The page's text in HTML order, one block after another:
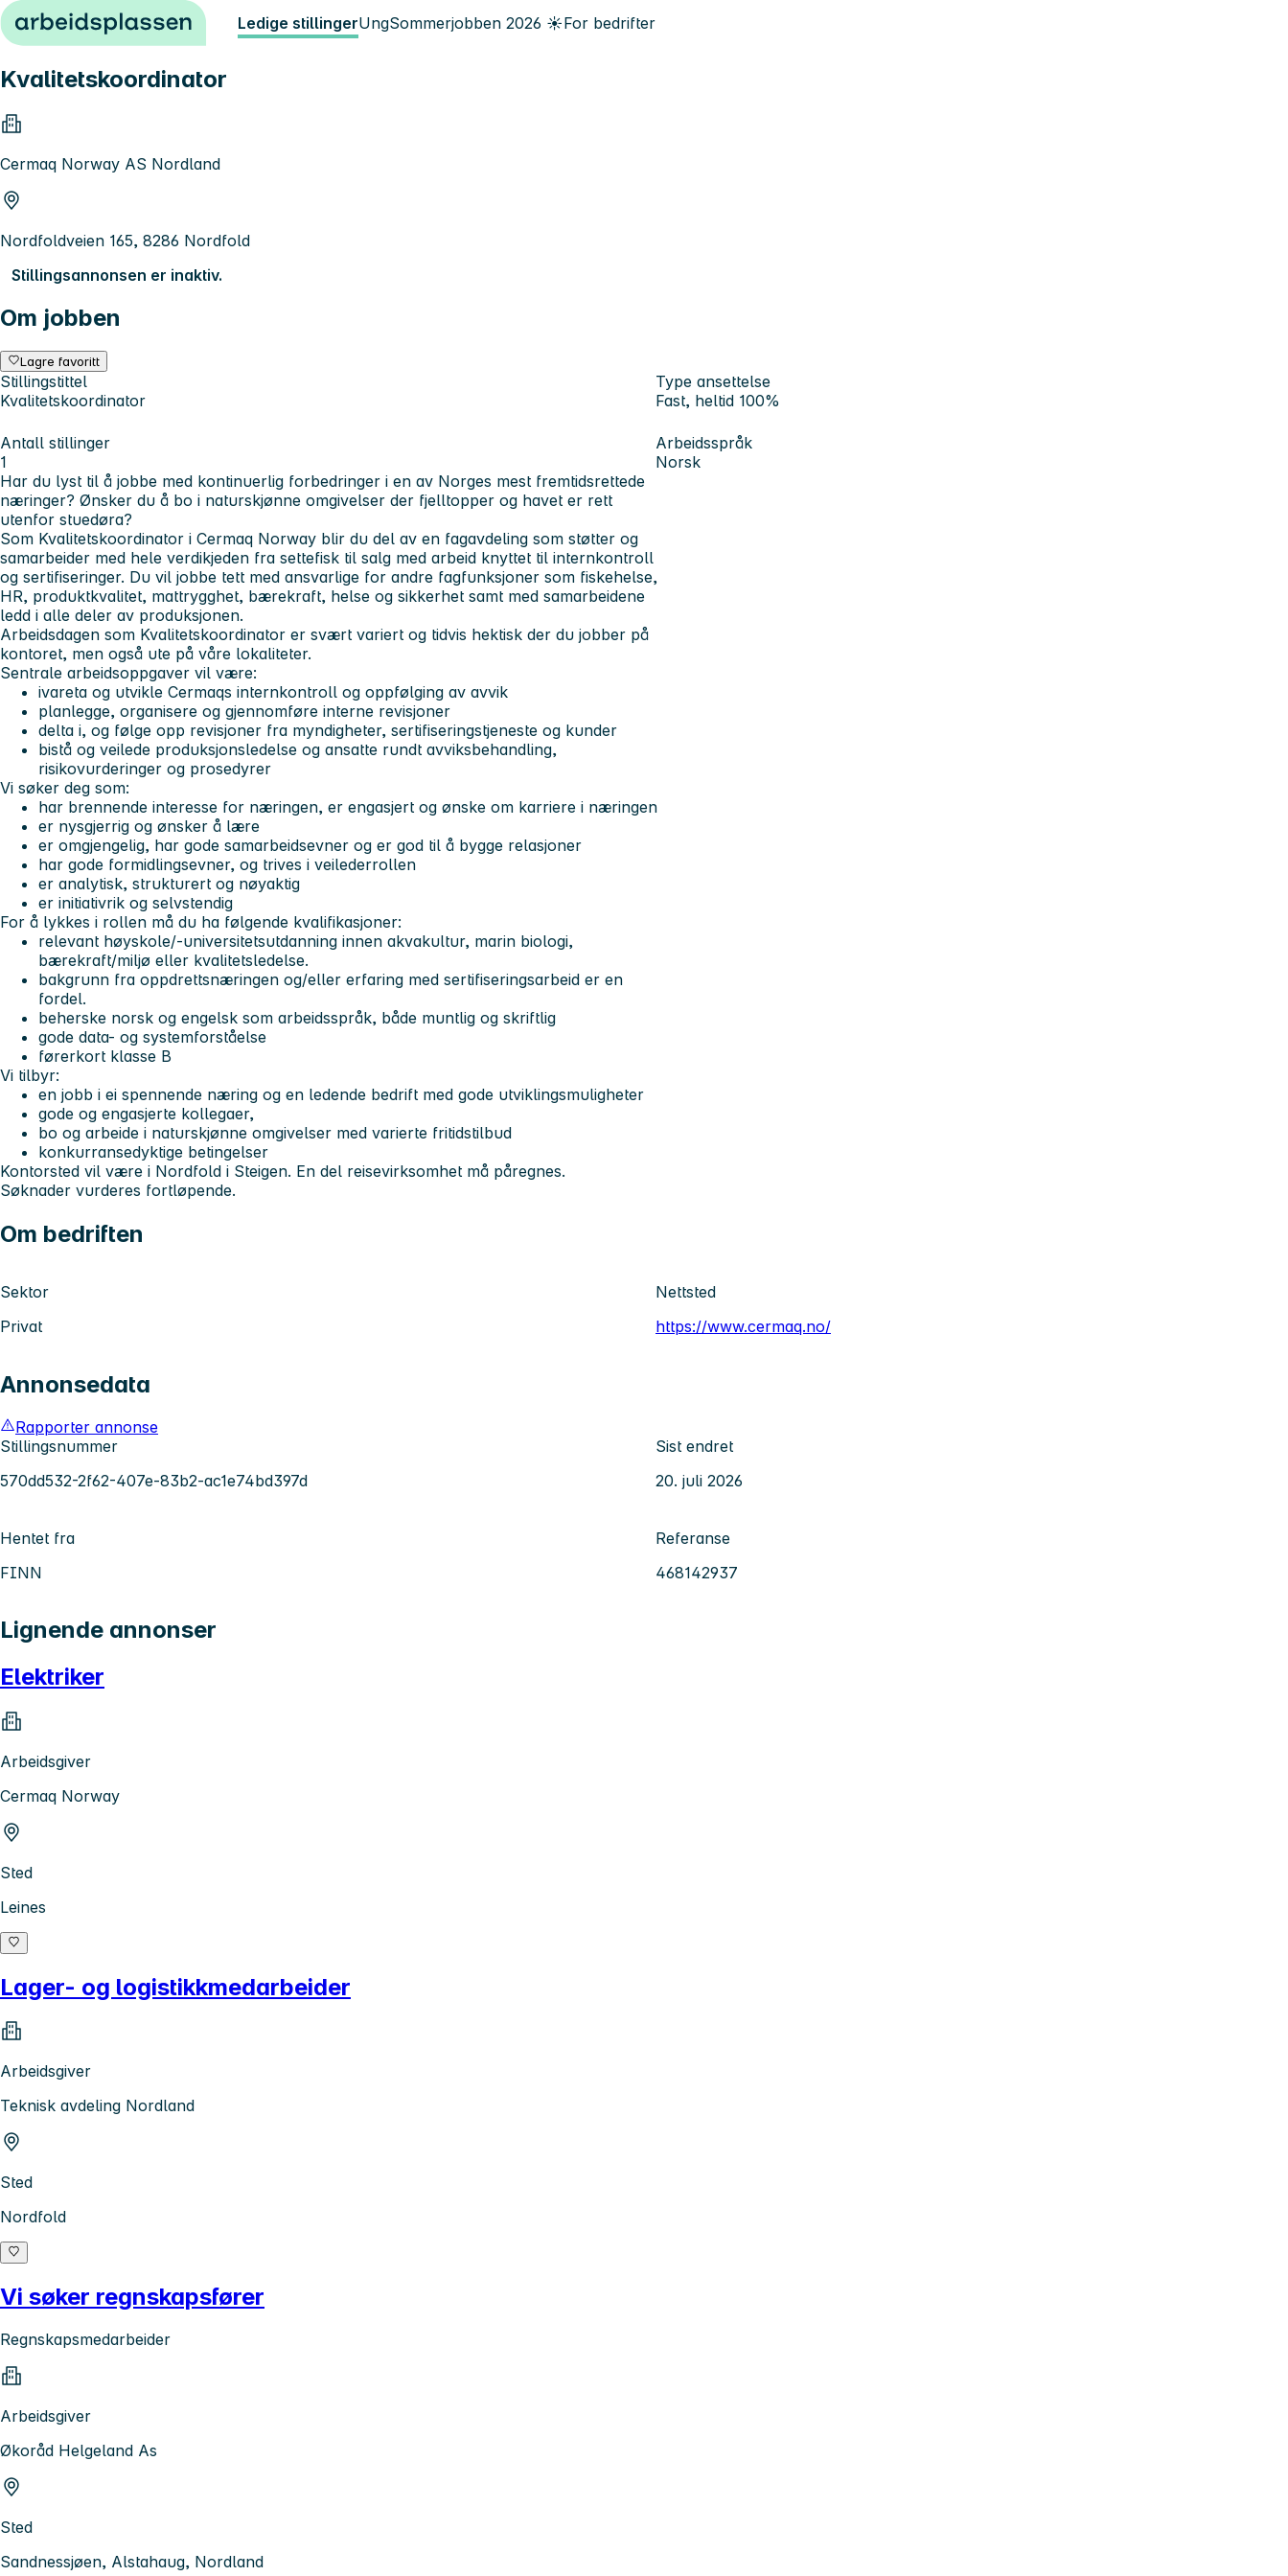
Hopp til innhold Ledige stillingerUngSommerjobben 2026 ☀️For bedrifter
Kvalitetskoordinator
Cermaq Norway AS Nordland
Nordfoldveien 165, 8286 Nordfold
Stillingsannonsen er inaktiv.
Om jobben
Lagre favoritt
Stillingstittel
Kvalitetskoordinator
Type ansettelse
Fast, heltid 100%
Antall stillinger
1
Arbeidsspråk
Norsk
Har du lyst til å jobbe med kontinuerlig forbedringer i en av Norges mest fremtidsrettede
næringer? Ønsker du å bo i naturskjønne omgivelser der fjelltopper og havet er rett
utenfor stuedøra?
Som Kvalitetskoordinator i Cermaq Norway blir du del av en fagavdeling som støtter og
samarbeider med hele verdikjeden fra settefisk til salg med arbeid knyttet til internkontroll
og sertifiseringer. Du vil jobbe tett med ansvarlige for andre fagfunksjoner som fiskehelse,
HR, produktkvalitet, mattrygghet, bærekraft, helse og sikkerhet samt med samarbeidene
ledd i alle deler av produksjonen.
Arbeidsdagen som Kvalitetskoordinator er svært variert og tidvis hektisk der du jobber på
kontoret, men også ute på våre lokaliteter.
Sentrale arbeidsoppgaver vil være:
ivareta og utvikle Cermaqs internkontroll og oppfølging av avvik
planlegge, organisere og gjennomføre interne revisjoner
delta i, og følge opp revisjoner fra myndigheter, sertifiseringstjeneste og kunder
bistå og veilede produksjonsledelse og ansatte rundt avviksbehandling,
risikovurderinger og prosedyrer
Vi søker deg som:
har brennende interesse for næringen, er engasjert og ønske om karriere i næringen
er nysgjerrig og ønsker å lære
er omgjengelig, har gode samarbeidsevner og er god til å bygge relasjoner
har gode formidlingsevner, og trives i veilederrollen
er analytisk, strukturert og nøyaktig
er initiativrik og selvstendig
For å lykkes i rollen må du ha følgende kvalifikasjoner:
relevant høyskole/-universitetsutdanning innen akvakultur, marin biologi,
bærekraft/miljø eller kvalitetsledelse.
bakgrunn fra oppdrettsnæringen og/eller erfaring med sertifiseringsarbeid er en
fordel.
beherske norsk og engelsk som arbeidsspråk, både muntlig og skriftlig
gode data- og systemforståelse
førerkort klasse B
Vi tilbyr:
en jobb i ei spennende næring og en ledende bedrift med gode utviklingsmuligheter
gode og engasjerte kollegaer,
bo og arbeide i naturskjønne omgivelser med varierte fritidstilbud
konkurransedyktige betingelser
Kontorsted vil være i Nordfold i Steigen. En del reisevirksomhet må påregnes.
Søknader vurderes fortløpende.
Om bedriften
Sektor
Privat
Nettsted
https://www.cermaq.no/
Annonsedata
Rapporter annonse
Stillingsnummer
570dd532-2f62-407e-83b2-ac1e74bd397d
Sist endret
20. juli 2026
Hentet fra
FINN
Referanse
468142937
Lignende annonser
Elektriker
Arbeidsgiver
Cermaq Norway
Sted
Leines
Lager- og logistikkmedarbeider
Arbeidsgiver
Teknisk avdeling Nordland
Sted
Nordfold
Vi søker regnskapsfører
Regnskapsmedarbeider
Arbeidsgiver
Økoråd Helgeland As
Sted
Sandnessjøen, Alstahaug, Nordland